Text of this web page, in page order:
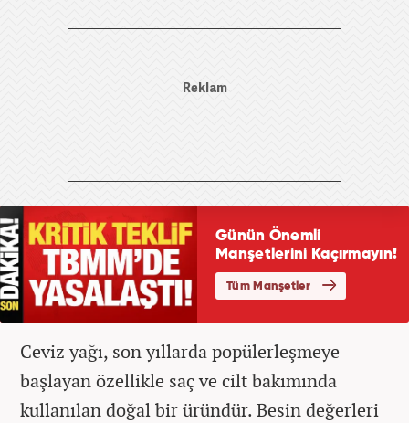
Ceviz yağı, son yıllarda popülerleşmeye
başlayan özellikle saç ve cilt bakımında
kullanılan doğal bir üründür. Besin değerleri